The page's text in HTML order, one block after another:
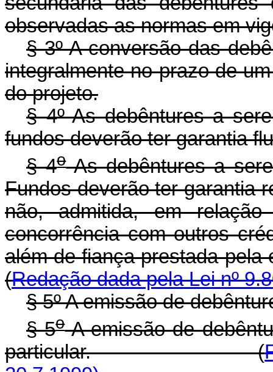
observadas as normas em
§ 3º A conversão das
integralmente no prazo de
do projeto.
§ 4º As debêntures a
fundos deverão ter garantia
§ 4oAs debêntures a
Fundos deverão ter garantia
não, admitida, em
concorrência com outros
além de fiança
(Redação dada pela Lei nº
§ 5º A emissão de
§ 5oA emissão de
particular. (